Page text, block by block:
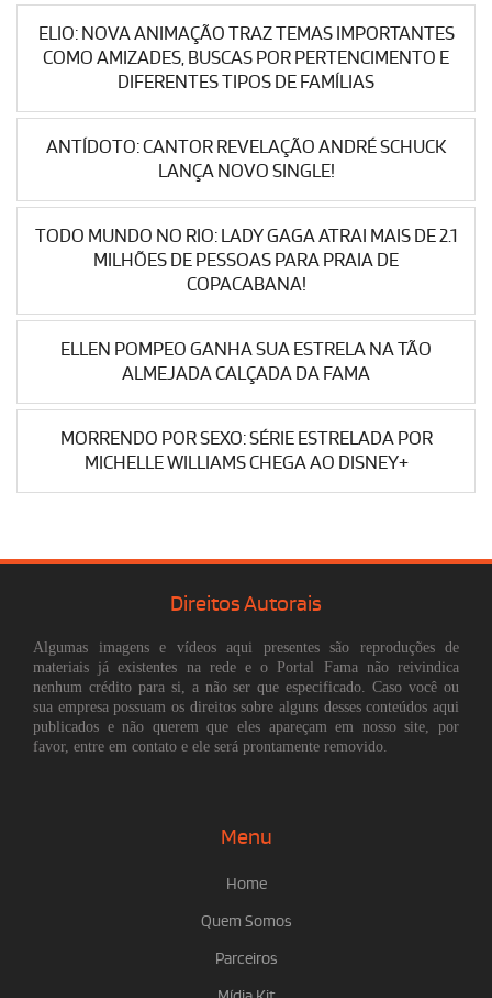
ELIO: NOVA ANIMAÇÃO TRAZ TEMAS IMPORTANTES
COMO AMIZADES, BUSCAS POR PERTENCIMENTO E
DIFERENTES TIPOS DE FAMÍLIAS
ANTÍDOTO: CANTOR REVELAÇÃO ANDRÉ SCHUCK
LANÇA NOVO SINGLE!
TODO MUNDO NO RIO: LADY GAGA ATRAI MAIS DE 2.1
MILHÕES DE PESSOAS PARA PRAIA DE
COPACABANA!
ELLEN POMPEO GANHA SUA ESTRELA NA TÃO
ALMEJADA CALÇADA DA FAMA
MORRENDO POR SEXO: SÉRIE ESTRELADA POR
MICHELLE WILLIAMS CHEGA AO DISNEY+
Direitos Autorais
Algumas imagens e vídeos aqui presentes são reproduções de
materiais já existentes na rede e o Portal Fama não reivindica
nenhum crédito para si, a não ser que especificado. Caso você ou
sua empresa possuam os direitos sobre alguns desses conteúdos aqui
publicados e não querem que eles apareçam em nosso site, por
favor, entre em contato e ele será prontamente removido.
Menu
Home
Quem Somos
Parceiros